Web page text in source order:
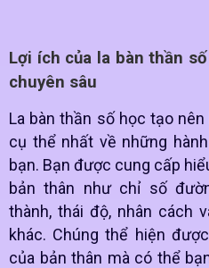
Lợi ích của la bàn thần
chuyên sâu
La bàn thần số học tạo
cụ thể nhất về những
bạn. Bạn được cung cấp
bản thân như chỉ số
thành, thái độ, nhân cách
khác. Chúng thể hiện
của bản thân mà có thể